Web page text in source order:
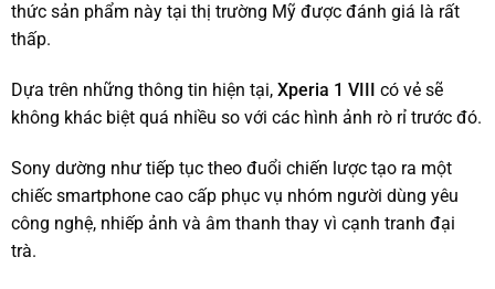
thức sản phẩm này tại thị trường Mỹ được đánh giá là rất
thấp.
Dựa trên những thông tin hiện tại, Xperia 1 VIII có vẻ sẽ
không khác biệt quá nhiều so với các hình ảnh rò rỉ trước đó.
Sony dường như tiếp tục theo đuổi chiến lược tạo ra một
chiếc smartphone cao cấp phục vụ nhóm người dùng yêu
công nghệ, nhiếp ảnh và âm thanh thay vì cạnh tranh đại
trà.